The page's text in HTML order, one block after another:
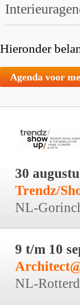
Hieronder
Agenda voor
30
Trendz/
NL-
9 t/m 10
NL-